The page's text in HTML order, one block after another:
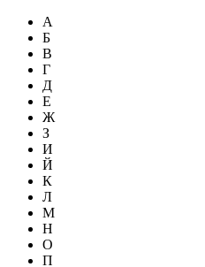
А
Б
В
Г
Д
Е
Ж
З
И
Й
К
Л
М
Н
О
П